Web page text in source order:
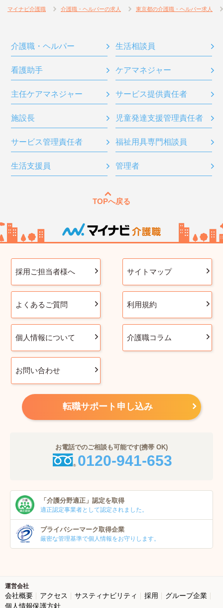
マイナビ介護職 介護職・ヘルパーの求人 東京都の介護職・ヘルパー求人
介護職・ヘルパー 生活相談員
看護助手 ケアマネジャー
主任ケアマネジャー サービス提供責任者
施設長 児童発達支援管理責任者
サービス管理責任者 福祉用具専門相談員
生活支援員 管理者
TOPへ戻る
採用ご担当者様へ サイトマップ
よくあるご質問 利用規約
個人情報について 介護職コラム
お問い合わせ
転職サポート申し込み
お電話でのご相談も可能です(携帯 OK)
0120-941-653
「介護分野適正」 認定を取得
適正認定事業者として認定されました。
プライバシーマーク取得企業
厳密な管理基準で個人情報をお守りします。
運営会社
会社概要 アクセス サスティナビリティ 採用
グループ企業
個人情報保護方針